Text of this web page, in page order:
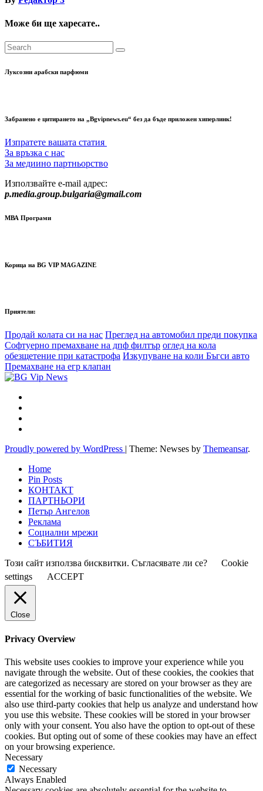
Може би ще харесате..
Луксозни арабски парфюми
Забранено е цитирането на „Bgvipnews.eu“ без да бъде приложен хиперлинк!
Изпратете вашата статия
За връзка с нас
За медиино партньорство
Използвайте e-mail адрес:
p.media.group.bulgaria@gmail.com
МВА Програми
Корица на BG VIP MAGAZINE
Приятели:
Продай колата си на нас Преглед на автомобил преди покупка
Софтуерно премахване на дпф филтър оглед на кола
обезщетение при катастрофа Изкупуване на коли Бъгси авто
Премахване на егр клапан
Proudly powered by WordPress Theme: Newses by Themeansar.
Home
Pin Posts
КОНТАКТ
ПАРТНЬОРИ
Петър Ангелов
Реклама
Социални мрежи
СЪБИТИЯ
Този сайт използва бисквитки. Съгласявате ли се?
Cookie
settings
ACCEPT
Close
Privacy Overview
This website uses cookies to improve your experience while you
navigate through the website. Out of these cookies, the cookies that
are categorized as necessary are stored on your browser as they are
essential for the working of basic functionalities of the website. We
also use third-party cookies that help us analyze and understand how
you use this website. These cookies will be stored in your browser
only with your consent. You also have the option to opt-out of these
cookies. But opting out of some of these cookies may have an effect
on your browsing experience.
Necessary
Necessary
Always Enabled